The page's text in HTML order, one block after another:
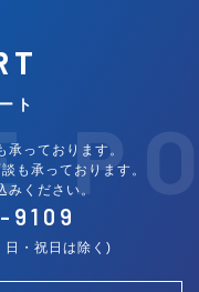
ト
っております。
も承っております。
ください。
・祝日は除く)